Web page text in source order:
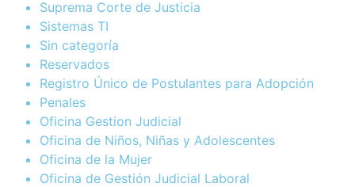
Suprema Corte de Justicia
Sistemas TI
Sin categoría
Reservados
Registro Único de Postulantes para Adopción
Penales
Oficina Gestion Judicial
Oficina de Niños, Niñas y Adolescentes
Oficina de la Mujer
Oficina de Gestión Judicial Laboral